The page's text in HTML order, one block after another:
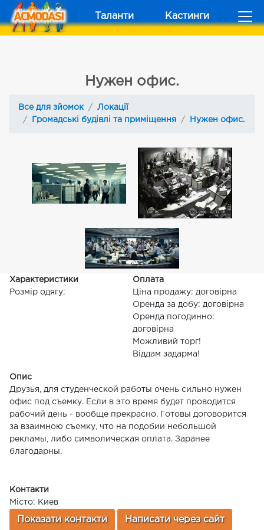
Таланти Кастинги
Нужен офис.
Все для зйомок
Локації
Громадські будівлі та приміщення
Нужен офис.
Характеристики
Розмір одягу:
Оплата
Ціна продажу: договірна
Оренда за добу: договірна
Оренда погодинно:
договірна
Можливий торг!
Віддам задарма!
Опис
Друзья, для студенческой работы очень сильно нужен
офис под съемку. Если в это время будет проводится
рабочий день - вообще прекрасно. Готовы договорится
за взаимною съемку, что на подобии небольшой
рекламы, либо символическая оплата. Заранее
благодарны.
Контакти
Місто: Киев
Показати контакти Написати через сайт